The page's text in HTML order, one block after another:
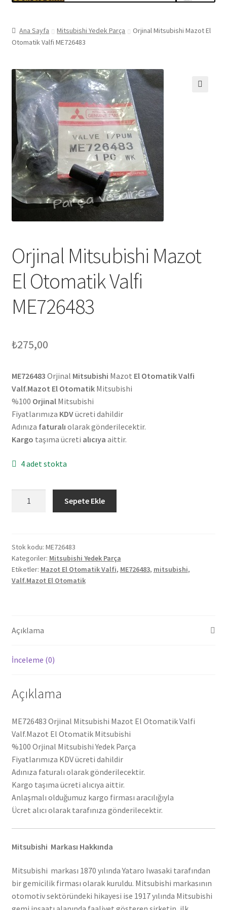
Ana Sayfa Mitsubishi Yedek Parça
Orjinal Mitsubishi Mazot El
Otomatik Valfi ME726483
Orjinal Mitsubishi Mazot
El Otomatik Valfi
ME726483
₺275,00
ME726483 Orjinal Mitsubishi Mazot El Otomatik Valfi
Valf.Mazot El OtomatikMitsubishi
%100 OrjinalMitsubishi
Fiyatlarımıza KDVücreti dahildir
Adınıza faturalı olarak gönderilecektir.
Kargo taşıma ücreti alıcıya aittir.
4 adet stokta
Otomatik
Valfi
ME726483
adet
Sepete Ekle
Stok kodu: ME726483
Kategoriler: Mitsubishi Yedek Parça
Etiketler: Mazot El Otomatik Valfi, ME726483, mitsubishi,
Valf.Mazot El Otomatik
Açıklama
İnceleme (0)
Açıklama
ME726483 Orjinal Mitsubishi Mazot El Otomatik Valfi
Valf.Mazot El Otomatik Mitsubishi
%100 Orjinal Mitsubishi Yedek Parça
Fiyatlarımıza KDV ücreti dahildir
Adınıza faturalı olarak gönderilecektir.
Kargo taşıma ücreti alıcıya aittir.
Anlaşmalı olduğumuz kargo firması aracılığıyla
Ücret alıcı olarak tarafınıza gönderilecektir.
Mitsubishi Markası Hakkında
Mitsubishi markası 1870 yılında Yataro Iwasaki tarafından
bir gemicilik firması olarak kuruldu. Mitsubishi markasının
otomotiv sektöründeki hikayesi ise 1917 yılında Mitsubishi